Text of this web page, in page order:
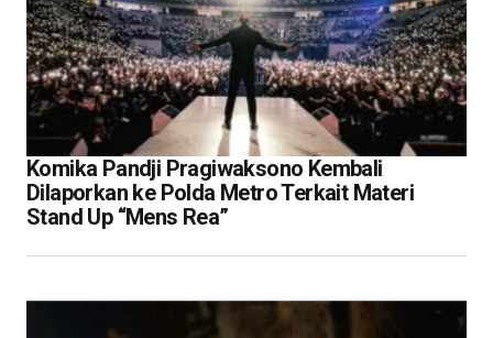
Komika Pandji Pragiwaksono Kembali
Dilaporkan ke Polda Metro Terkait Materi
Stand Up “Mens Rea”